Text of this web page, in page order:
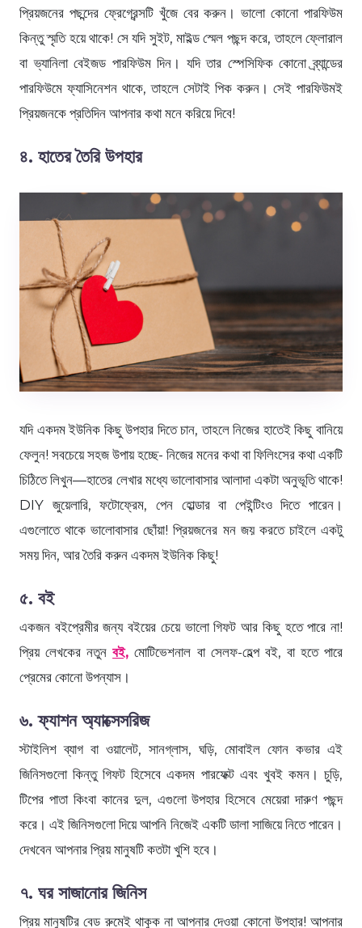
প্রিয়জনের পছন্দের ফ্রেগ্রেন্সটি খুঁজে বের করুন। ভালো কোনো পারফিউম
কিন্তু স্মৃতি হয়ে থাকে! সে যদি সুইট, মাইল্ড স্মেল পছন্দ করে, তাহলে ফ্লোরাল
বা ভ্যানিলা বেইজড পারফিউম দিন। যদি তার স্পেসিফিক কোনো ব্র্যান্ডের
পারফিউমে ফ্যাসিনেশন থাকে, তাহলে সেটাই পিক করুন। সেই পারফিউমই
প্রিয়জনকে প্রতিদিন আপনার কথা মনে করিয়ে দিবে!
৪. হাতের তৈরি উপহার
যদি একদম ইউনিক কিছু উপহার দিতে চান, তাহলে নিজের হাতেই কিছু বানিয়ে
ফেলুন! সবচেয়ে সহজ উপায় হচ্ছে- নিজের মনের কথা বা ফিলিংসের কথা একটি
চিঠিতে লিখুন—হাতের লেখার মধ্যে ভালোবাসার আলাদা একটা অনুভূতি থাকে!
DIY জুয়েলারি, ফটোফ্রেম, পেন হোল্ডার বা পেইন্টিংও দিতে পারেন।
এগুলোতে থাকে ভালোবাসার ছোঁয়া! প্রিয়জনের মন জয় করতে চাইলে একটু
সময় দিন, আর তৈরি করুন একদম ইউনিক কিছু!
৫. বই
একজন বইপ্রেমীর জন্য বইয়ের চেয়ে ভালো গিফট আর কিছু হতে পারে না!
প্রিয় লেখকের নতুনবই, মোটিভেশনাল বা সেলফ-হেল্প বই, বা হতে পারে
প্রেমের কোনো উপন্যাস।
৬. ফ্যাশন অ্যাক্সেসরিজ
স্টাইলিশ ব্যাগ বা ওয়ালেট, সানগ্লাস, ঘড়ি, মোবাইল ফোন কভার এই
জিনিসগুলো কিন্তু গিফট হিসেবে একদম পারফেক্ট এবং খুবই কমন। চুড়ি,
টিপের পাতা কিংবা কানের দুল, এগুলো উপহার হিসেবে মেয়েরা দারুণ পছন্দ
করে। এই জিনিসগুলো দিয়ে আপনি নিজেই একটি ডালা সাজিয়ে নিতে পারেন।
দেখবেন আপনার প্রিয় মানুষটি কতটা খুশি হবে।
৭. ঘর সাজানোর জিনিস
প্রিয় মানুষটির বেড রুমেই থাকুক না আপনার দেওয়া কোনো উপহার! আপনার